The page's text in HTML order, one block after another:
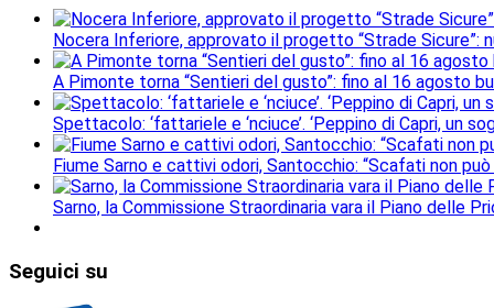
Nocera Inferiore, approvato il progetto “Strade
A Pimonte torna “Sentieri del gusto”: fino al 16 agosto
Spettacolo: ‘fattariele e ‘nciuce’. ‘Peppino di Capri, un
Fiume Sarno e cattivi odori, Santocchio: “Scafati non
Sarno, la Commissione Straordinaria vara il Piano delle
Seguici su